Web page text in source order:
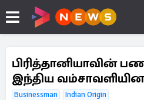
பிரித்தானியாவின்
இந்திய
Businessman
Indian Origin